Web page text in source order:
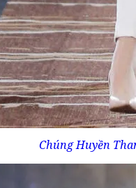
Chúng Huyền